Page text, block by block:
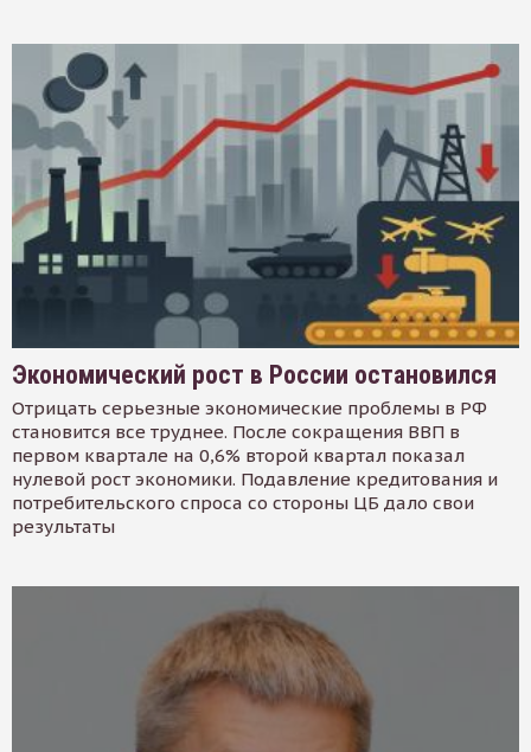
Экономический рост в России остановился
Отрицать серьезные экономические проблемы в РФ
становится все труднее. После сокращения ВВП в
первом квартале на 0,6% второй квартал показал
нулевой рост экономики. Подавление кредитования и
потребительского спроса со стороны ЦБ дало свои
результаты